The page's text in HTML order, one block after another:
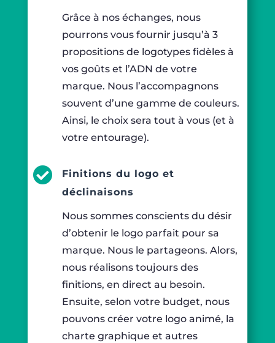
Grâce à nos échanges, nous
pourrons vous fournir jusqu’à 3
propositions de logotypes fidèles à
vos goûts et l’ADN de votre
marque. Nous l’accompagnons
souvent d’une gamme de couleurs.
Ainsi, le choix sera tout à vous (et à
votre entourage).

Finitions du logo et
déclinaisons
Nous sommes conscients du désir
d’obtenir le logo parfait pour sa
marque. Nous le partageons. Alors,
nous réalisons toujours des
finitions, en direct au besoin.
Ensuite, selon votre budget, nous
pouvons créer votre logo animé, la
charte graphique et autres